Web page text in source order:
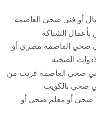
أو فني صحي العاصمة
الشباكة
صحي العاصمة مصري أو
الصحيه
صحي العاصمة قريب من
صحي بالكويت
صحي أو معلم صحي أو